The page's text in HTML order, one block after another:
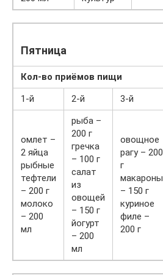
Пятница
Кол-во приёмов пищи
1-й
2-й 3-й
омлет –
2 яйца
рыбные
тефтели
– 200 г
молоко
– 200
мл
рыба –
200 г
гречка
– 100 г
салат
из
овощей
– 150 г
йогурт
– 200
мл
овощное
рагу – 200
г
макароны
– 150 г
куриное
филе –
200 г